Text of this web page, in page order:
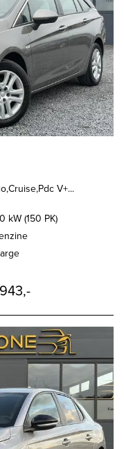
V+...
kW (150 PK)